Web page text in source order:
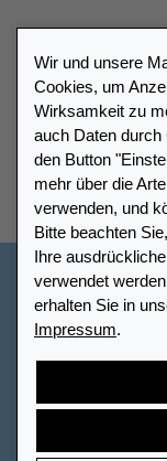
Wir und unsere
Cookies, um
Wirksamkeit zu
auch Daten
den Button
mehr über die
verwenden, und
Bitte beachten
Ihre
verwendet
erhalten Sie in
Impressum.
Cookie-